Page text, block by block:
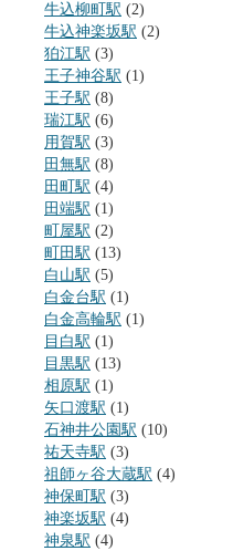
牛込柳町駅 (2)
牛込神楽坂駅 (2)
狛江駅 (3)
王子神谷駅 (1)
王子駅 (8)
瑞江駅 (6)
用賀駅 (3)
田無駅 (8)
田町駅 (4)
田端駅 (1)
町屋駅 (2)
町田駅 (13)
白山駅 (5)
白金台駅 (1)
白金高輪駅 (1)
目白駅 (1)
目黒駅 (13)
相原駅 (1)
矢口渡駅 (1)
石神井公園駅 (10)
祐天寺駅 (3)
祖師ヶ谷大蔵駅 (4)
神保町駅 (3)
神楽坂駅 (4)
神泉駅 (4)